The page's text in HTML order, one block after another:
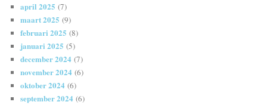
april 2025 (7)
maart 2025 (9)
februari 2025 (8)
januari 2025 (5)
december 2024 (7)
november 2024 (6)
oktober 2024 (6)
september 2024 (6)